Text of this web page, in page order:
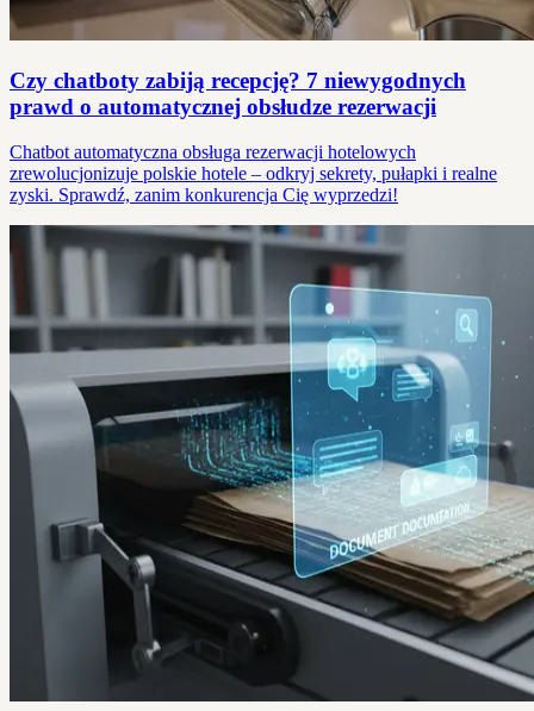
Czy chatboty zabiją recepcję? 7 niewygodnych
prawd o automatycznej obsłudze rezerwacji
Chatbot automatyczna obsługa rezerwacji hotelowych
zrewolucjonizuje polskie hotele – odkryj sekrety, pułapki i realne
zyski. Sprawdź, zanim konkurencja Cię wyprzedzi!